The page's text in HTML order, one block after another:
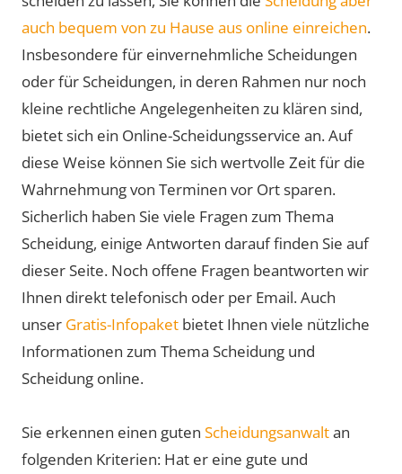
auch bequem von zu Hause aus online einreichen.
Insbesondere für einvernehmliche Scheidungen
oder für Scheidungen, in deren Rahmen nur noch
kleine rechtliche Angelegenheiten zu klären sind,
bietet sich ein Online-Scheidungsservice an. Auf
diese Weise können Sie sich wertvolle Zeit für die
Wahrnehmung von Terminen vor Ort sparen.
Sicherlich haben Sie viele Fragen zum Thema
Scheidung, einige Antworten darauf finden Sie auf
dieser Seite. Noch offene Fragen beantworten wir
Ihnen direkt telefonisch oder per Email. Auch
unser Gratis-Infopaket bietet Ihnen viele nützliche
Informationen zum Thema Scheidung und
Scheidung online.
Sie erkennen einen guten Scheidungsanwaltan
folgenden Kriterien: Hat er eine gute und